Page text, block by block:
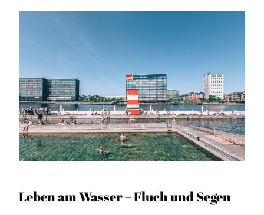
Leben am Wasser – Fluch und Segen